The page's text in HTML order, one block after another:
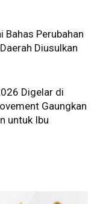
Bahas Perubahan
Diusulkan
Digelar di
Gaungkan
untuk Ibu